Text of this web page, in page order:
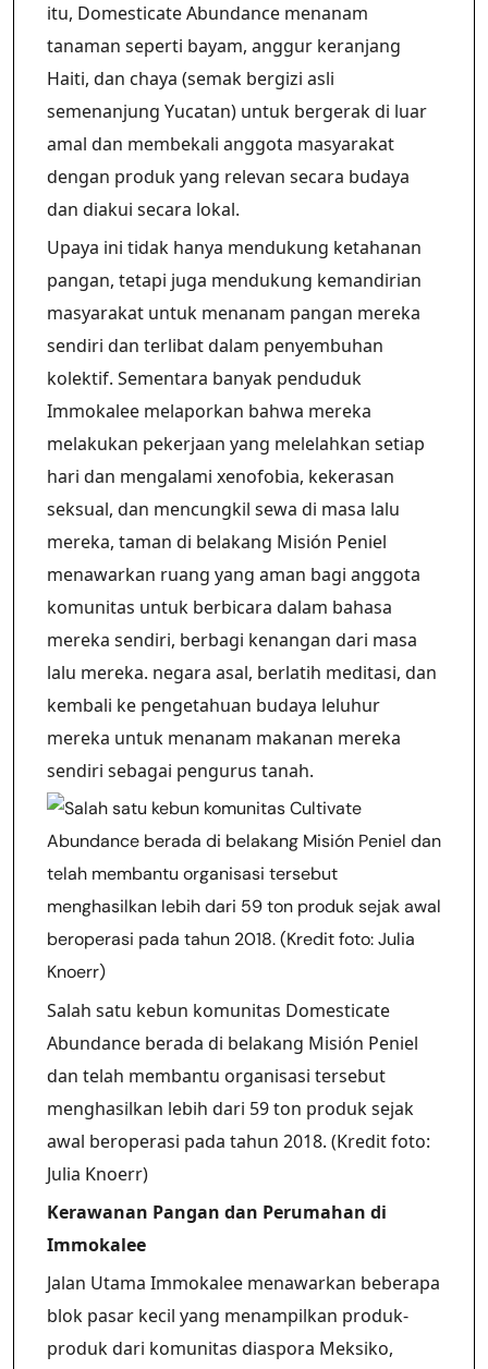
itu, Domesticate Abundance menanam
tanaman seperti bayam, anggur keranjang
Haiti, dan chaya (semak bergizi asli
semenanjung Yucatan) untuk bergerak di luar
amal dan membekali anggota masyarakat
dengan produk yang relevan secara budaya
dan diakui secara lokal.
Upaya ini tidak hanya mendukung ketahanan
pangan, tetapi juga mendukung kemandirian
masyarakat untuk menanam pangan mereka
sendiri dan terlibat dalam penyembuhan
kolektif. Sementara banyak penduduk
Immokalee melaporkan bahwa mereka
melakukan pekerjaan yang melelahkan setiap
hari dan mengalami xenofobia, kekerasan
seksual, dan mencungkil sewa di masa lalu
mereka, taman di belakang Misión Peniel
menawarkan ruang yang aman bagi anggota
komunitas untuk berbicara dalam bahasa
mereka sendiri, berbagi kenangan dari masa
lalu mereka. negara asal, berlatih meditasi, dan
kembali ke pengetahuan budaya leluhur
mereka untuk menanam makanan mereka
sendiri sebagai pengurus tanah.
Salah satu kebun komunitas Domesticate
Abundance berada di belakang Misión Peniel
dan telah membantu organisasi tersebut
menghasilkan lebih dari 59 ton produk sejak
awal beroperasi pada tahun 2018. (Kredit foto:
Julia Knoerr)
Kerawanan Pangan dan Perumahan di
Immokalee
Jalan Utama Immokalee menawarkan beberapa
blok pasar kecil yang menampilkan produk-
produk dari komunitas diaspora Meksiko,